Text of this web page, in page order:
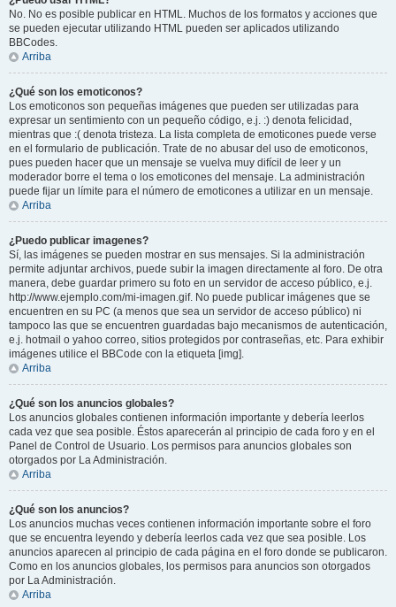
No. No es posible publicar en HTML. Muchos de los formatos y acciones que
se pueden ejecutar utilizando HTML pueden ser aplicados utilizando
BBCodes.
Arriba
¿Qué son los emoticonos?
Los emoticonos son pequeñas imágenes que pueden ser utilizadas para
expresar un sentimiento con un pequeño código, e.j. :) denota felicidad,
mientras que :( denota tristeza. La lista completa de emoticones puede verse
en el formulario de publicación. Trate de no abusar del uso de emoticonos,
pues pueden hacer que un mensaje se vuelva muy difícil de leer y un
moderador borre el tema o los emoticones del mensaje. La administración
puede fijar un límite para el número de emoticones a utilizar en un mensaje.
Arriba
¿Puedo publicar imagenes?
Sí, las imágenes se pueden mostrar en sus mensajes. Si la administración
permite adjuntar archivos, puede subir la imagen directamente al foro. De otra
manera, debe guardar primero su foto en un servidor de acceso público, e.j.
http://www.ejemplo.com/mi-imagen.gif. No puede publicar imágenes que se
encuentren en su PC (a menos que sea un servidor de acceso público) ni
tampoco las que se encuentren guardadas bajo mecanismos de autenticación,
e.j. hotmail o yahoo correo, sitios protegidos por contraseñas, etc. Para exhibir
imágenes utilice el BBCode con la etiqueta [img].
Arriba
¿Qué son los anuncios globales?
Los anuncios globales contienen información importante y debería leerlos
cada vez que sea posible. Éstos aparecerán al principio de cada foro y en el
Panel de Control de Usuario. Los permisos para anuncios globales son
otorgados por La Administración.
Arriba
¿Qué son los anuncios?
Los anuncios muchas veces contienen información importante sobre el foro
que se encuentra leyendo y debería leerlos cada vez que sea posible. Los
anuncios aparecen al principio de cada página en el foro donde se publicaron.
Como en los anuncios globales, los permisos para anuncios son otorgados
por La Administración.
Arriba